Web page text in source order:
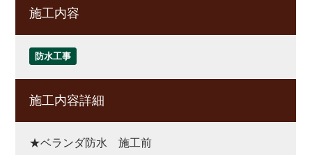
施工内容
防水工事
施工内容詳細
★ベランダ防水 施工前